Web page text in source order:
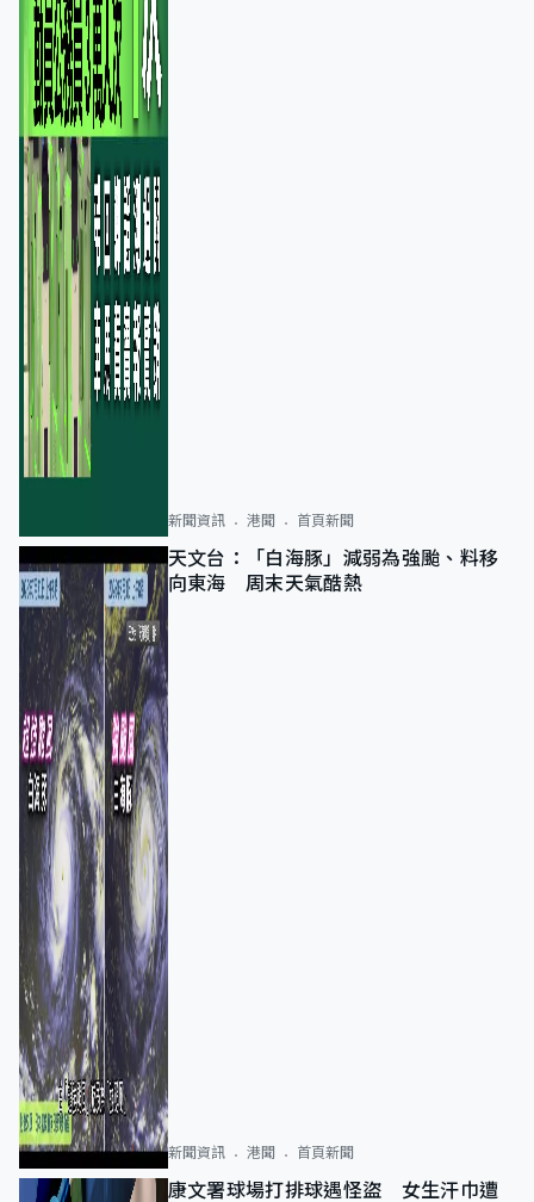
新聞資訊 港聞 首頁新聞
天文台：「白海豚」減弱為強颱、料移
向東海 周末天氣酷熱
新聞資訊 港聞 首頁新聞
康文署球場打排球遇怪盜 女生汗巾遭